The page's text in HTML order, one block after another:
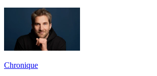
Chronique